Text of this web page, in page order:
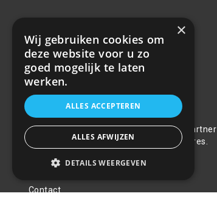
Over ons
Welkom bij R&R Parts Automotive, uw partner
voor de aanschaf van alle auto accessoires.
service & prijs te bieden.
Contact
×
Wij gebruiken cookies om
deze website voor u zo
goed mogelijk te laten
werken.
ALLES ACCEPTEREN
ALLES AFWIJZEN
DETAILS WEERGEVEN